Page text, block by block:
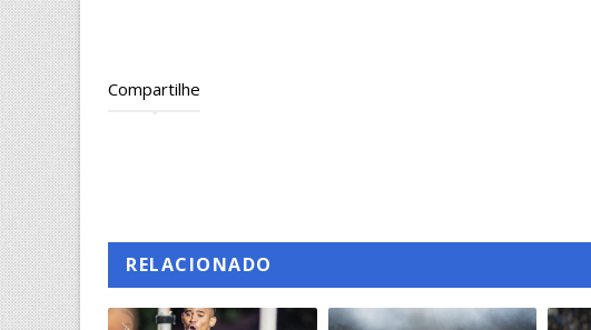
Compartilhe
RELACIONADO